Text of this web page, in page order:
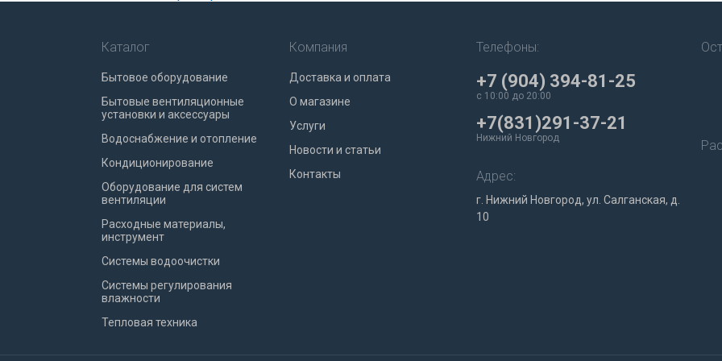
Каталог
Бытовое оборудование
Бытовые вентиляционные
установки и аксессуары
Водоснабжение и отопление
Кондиционирование
Оборудование для систем
вентиляции
Расходные материалы,
инструмент
Системы водоочистки
Системы регулирования
влажности
Тепловая техника
Компания
Доставка и оплата
О магазине
Услуги
Новости и статьи
Контакты
Телефоны:
+7 (904) 394-81-25
c 10:00 до 20:00
+7(831)291-37-21
Нижний Новгород
Адрес:
г. Нижний Новгород, ул. Салганская, д.
10